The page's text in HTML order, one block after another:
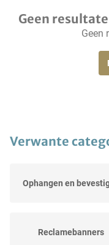
Geen
Geen
Verwante
Ophangen en
Reclamebanners